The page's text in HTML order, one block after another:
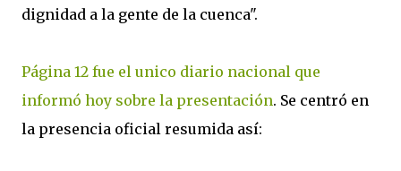
dignidad a la gente de la cuenca".
Página 12 fue el unico diario nacional que
informó hoy sobre la presentación. Se centró en
la presencia oficial resumida así: